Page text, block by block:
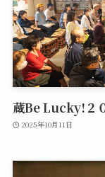
蔵Be Lucky!２
2025年10月11日